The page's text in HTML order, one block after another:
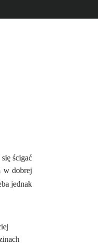
ścigać
w dobrej
jednak